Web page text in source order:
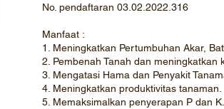
No. pendaftaran 03.02.2022.316
Manfaat :
1. Meningkatkan Pertumbuhan Akar,
2. Pembenah Tanah dan meningkatkan
3. Mengatasi Hama dan Penyakit
4. Meningkatkan produktivitas tanaman.
5. Memaksimalkan penyerapan P dan K.